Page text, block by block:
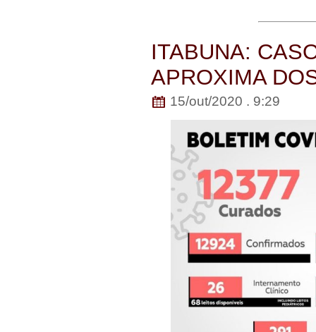
ITABUNA:
APROXIMA
15/out/2020 . 9:29